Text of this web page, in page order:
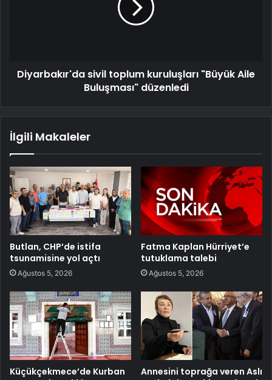
Diyarbakır'da sivil toplum kuruluşları "Büyük Aile
Buluşması" düzenledi
İlgili Makaleler
Butlan, CHP’de istifa
tsunamisine yol açtı
Ağustos 5, 2026
Fatma Kaplan Hürriyet’e
tutuklama talebi
Ağustos 5, 2026
Küçükçekmece’de Kurban
Annesini toprağa veren Aslı